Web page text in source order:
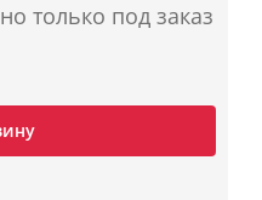
только под заказ